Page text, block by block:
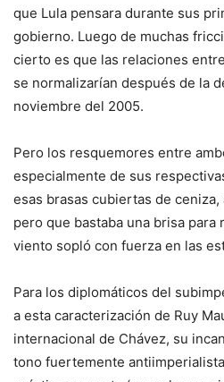
que Lula pensara durante sus
gobierno. Luego de muchas
cierto es que las relaciones
se normalizarían después de la
noviembre del 2005.
Pero los resquemores entre
especialmente de sus
esas brasas cubiertas de
pero que bastaba una brisa para
viento sopló con fuerza en las
Para los diplomáticos del
a esta caracterización de Ruy
internacional de Chávez, su
tono fuertemente